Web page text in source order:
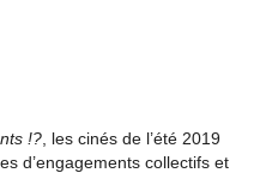
!? , les cinés de l’été 2019
d’engagements collectifs et